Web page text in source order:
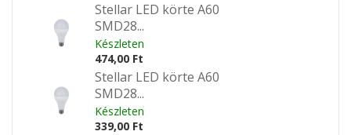
Stellar LED körte A60
SMD28...
Készleten
474,00 Ft
Stellar LED körte A60
SMD28...
Készleten
339,00 Ft